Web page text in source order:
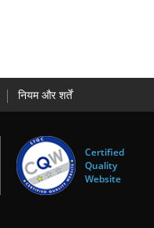
नियम और शर्तें
Certified
Quality
Website